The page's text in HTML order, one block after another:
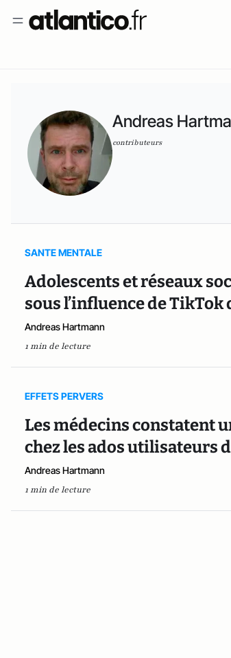
Andreas
contributeurs
SANTE MENTALE
Adolescents et réseaux
sous l’influence de
Andreas Hartmann
1 min de lecture
EFFETS PERVERS
Les médecins constatent
chez les ados utilisateurs
Andreas Hartmann
1 min de lecture